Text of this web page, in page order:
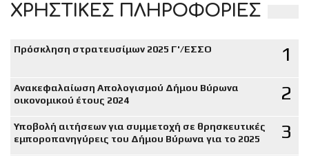
ΧΡΗΣΤΙΚΕΣ ΠΛΗΡΟΦΟΡΙΕΣ
Πρόσκληση στρατευσίμων 2025 Γ'/ΕΣΣΟ 1
Ανακεφαλαίωση Απολογισμού Δήμου Βύρωνα
οικονομικού έτους 2024
2
Υποβολή αιτήσεων για συμμετοχή σε θρησκευτικές
εμποροπανηγύρεις του Δήμου Βύρωνα για το 2025
3